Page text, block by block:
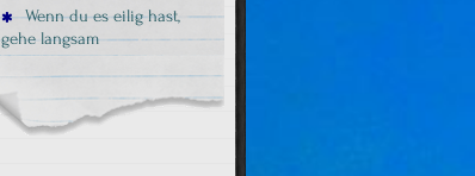
Wenn du es eilig hast,
gehe langsam